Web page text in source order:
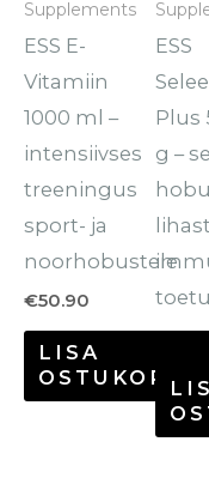
Supplements
ESS E-
Vitamiin
1000 ml –
intensiivses
treeningus
sport- ja
noorhobustele
€50.90
LISA
OSTUKORVI
ESS
Plus
g –
€